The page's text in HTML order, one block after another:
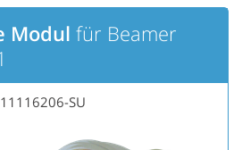
Modul für Beamer
SU